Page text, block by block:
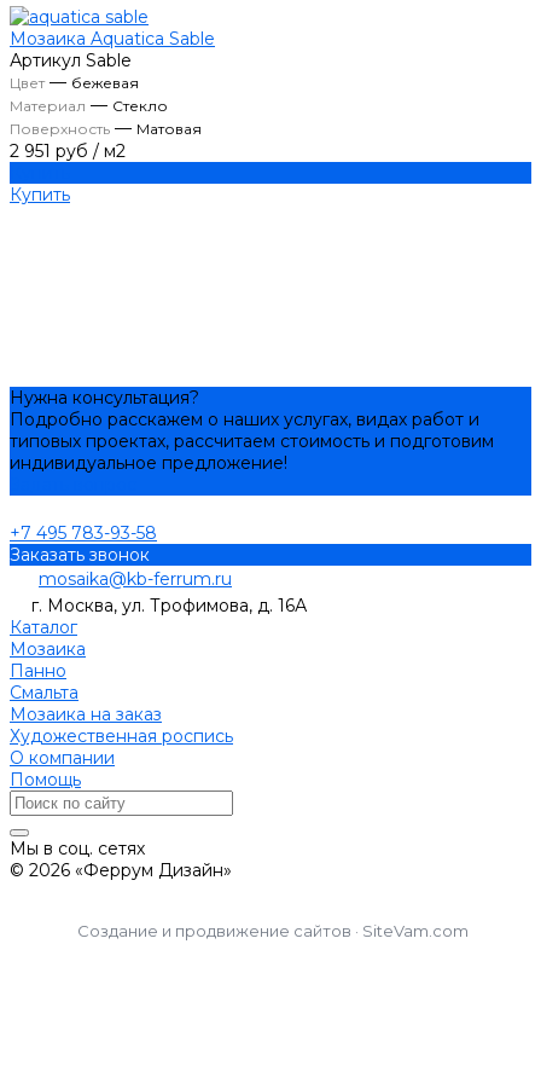
Мозаика Aquatica Sable
Артикул Sable
Цвет— бежевая
Материал — Стекло
Поверхность — Матовая
2 951 руб / м2
Купить
Нужна консультация?
Подробно расскажем о наших услугах, видах работ и
типовых проектах, рассчитаем стоимость и подготовим
индивидуальное предложение!
+7 495 783-93-58
Заказать звонок
mosaika@kb-ferrum.ru
г. Москва, ул. Трофимова, д. 16А
Каталог
Мозаика
Панно
Смальта
Мозаика на заказ
Художественная роспись
О компании
Помощь
Мы в соц. сетях
© 2026 «Феррум Дизайн»
Создание и продвижение сайтов · SiteVam.com